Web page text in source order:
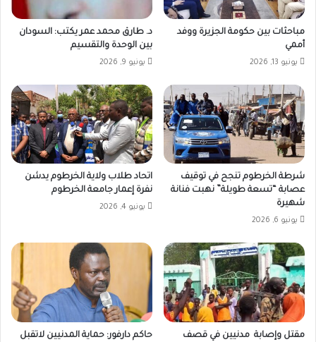
مباحثات بين حكومة الجزيرة ووفد
أممي
يونيو 13, 2026
د. طارق محمد عمر يكتب: السودان
بين الوحدة والتقسيم
يونيو 9, 2026
شرطة الخرطوم تنجح في توقيف
عصابة “تسعة طويلة” نهبت فنانة
شهيرة
يونيو 6, 2026
اتحاد طلاب ولاية الخرطوم يدشن
نفرة إعمار جامعة الخرطوم
يونيو 4, 2026
مقتل وإصابة مدنيين في قصف
حاكم دارفور: حماية المدنيين لاتقبل